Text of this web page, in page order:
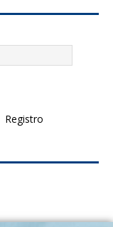
Registro